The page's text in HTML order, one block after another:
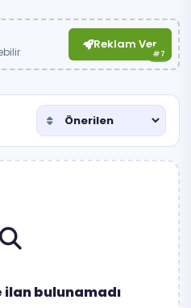
#7
Reklam Ver
bulunamadı